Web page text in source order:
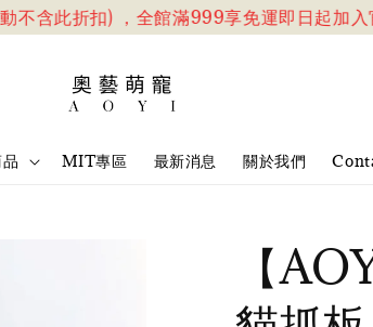
含此折扣) ，全館滿999享免運即日起加入官
MIT專區 最新消息 關於我們
【